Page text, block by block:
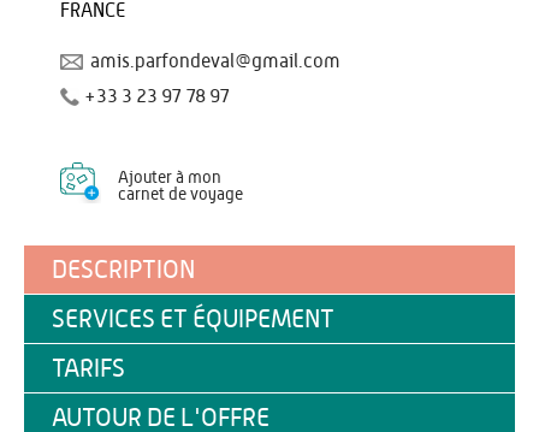
FRANCE
amis.parfondeval@gmail.com
+33 3 23 97 78 97
Ajouter à mon
carnet de voyage
DESCRIPTION
SERVICES ET ÉQUIPEMENT
TARIFS
AUTOUR DE L'OFFRE